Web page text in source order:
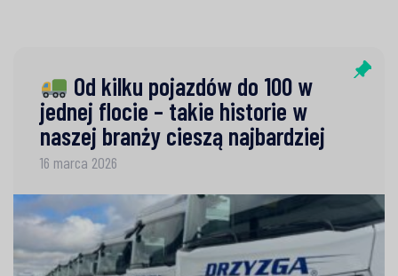
Od kilku pojazdów do 100 w
jednej flocie – takie historie w
naszej branży cieszą najbardziej
16 marca 2026